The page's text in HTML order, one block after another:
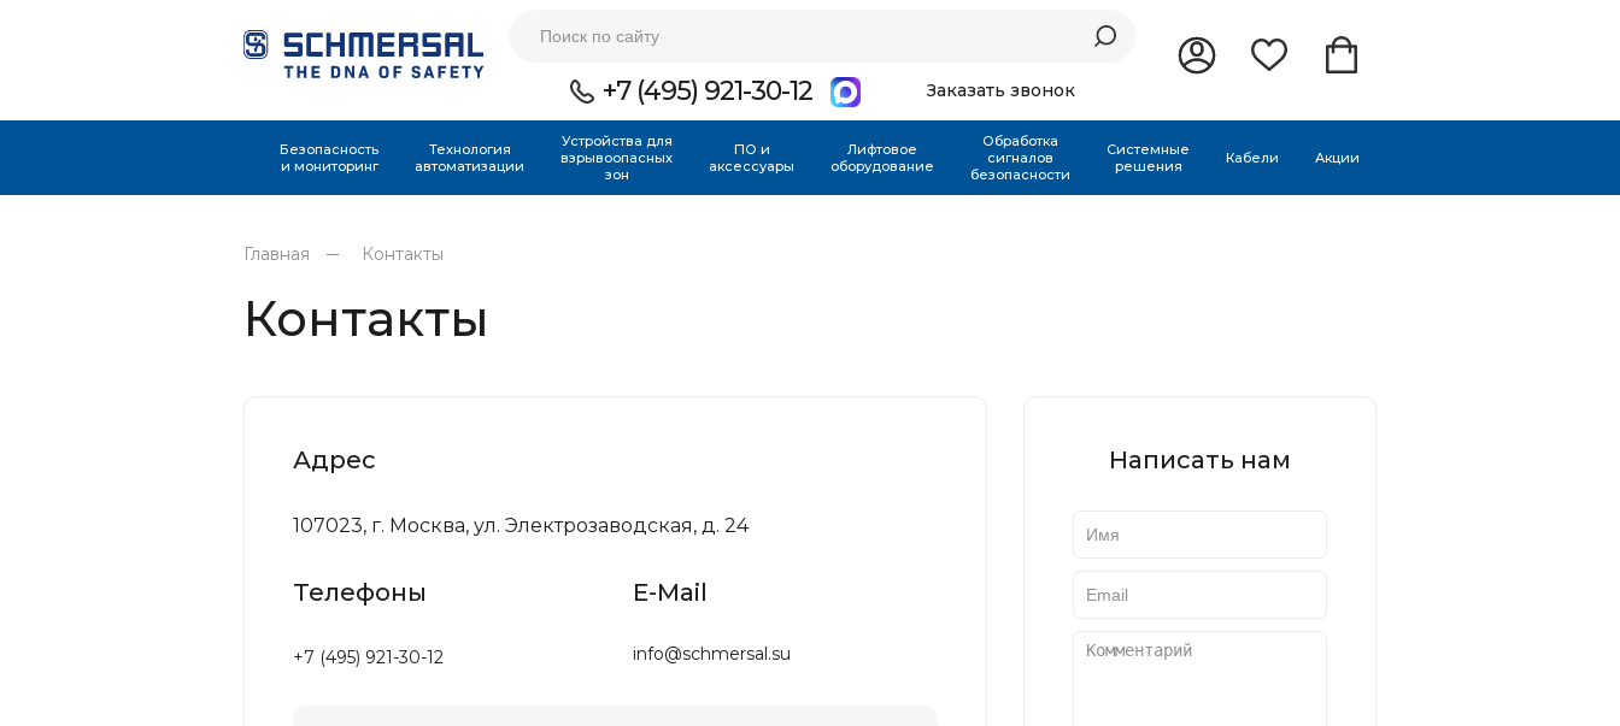
+7 (495) 921-30-12 Заказать звонок
Безопасность
и мониторинг
Технология
автоматизации
Устройства для
взрывоопасных
зон
ПО и
аксессуары
Лифтовое
оборудование
Обработка
сигналов
безопасности
Системные
решения
Кабели Акции
Главная Контакты
Контакты
Адрес
107023, г. Москва, ул. Электрозаводская, д. 24
Телефоны
+7 (495) 921-30-12
E-Mail
info@schmersal.su
Написать нам